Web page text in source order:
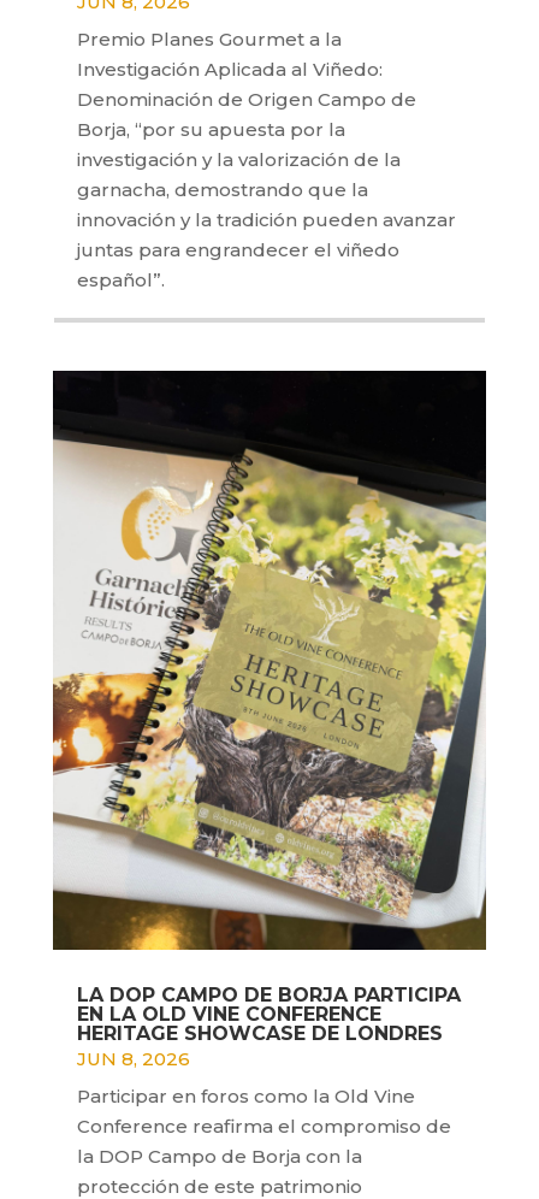
Premio Planes Gourmet a la
Investigación Aplicada al Viñedo:
Denominación de Origen Campo de
Borja, “por su apuesta por la
investigación y la valorización de la
garnacha, demostrando que la
innovación y la tradición pueden avanzar
juntas para engrandecer el viñedo
español”.
LA DOP CAMPO DE BORJA PARTICIPA
EN LA OLD VINE CONFERENCE
HERITAGE SHOWCASE DE LONDRES
JUN 8, 2026
Participar en foros como la Old Vine
Conference reafirma el compromiso de
la DOP Campo de Borja con la
protección de este patrimonio